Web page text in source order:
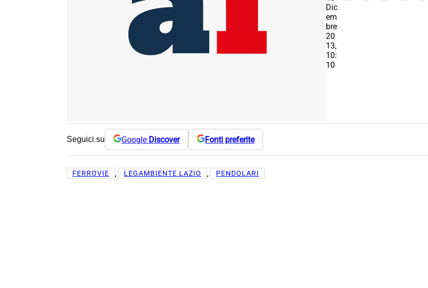
Dic
em
bre
20
13,
10:
10
Seguici su Google Discover Fonti preferite
FERROVIE , LEGAMBIENTE LAZIO , PENDOLARI